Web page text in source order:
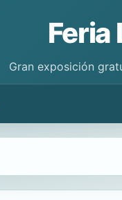
Feria
Gran exposición